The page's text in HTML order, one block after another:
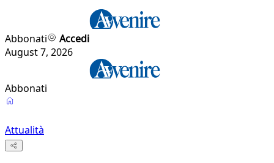
Abbonati
Accedi
August 7, 2026
Abbonati
Attualità